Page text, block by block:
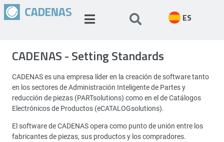
ES
CADENAS - Setting Standards
CADENAS es una empresa líder en la creación de software tanto
en los sectores de Administración Inteligente de Partes y
reducción de piezas (PARTsolutions) como en el de Catálogos
Electrónicos de Productos (eCATALOGsolutions).
El software de CADENAS opera como punto de unión entre los
fabricantes de piezas, sus productos y los compradores.